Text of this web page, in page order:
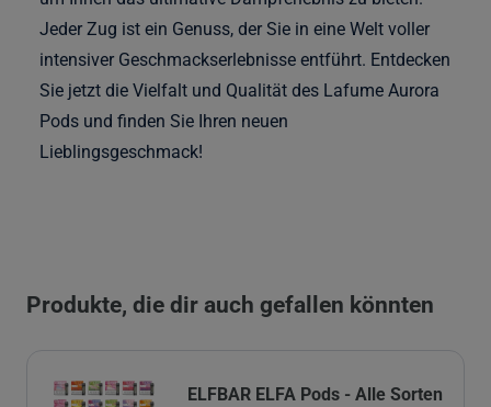
Jeder Zug ist ein Genuss, der Sie in eine Welt voller
intensiver Geschmackserlebnisse entführt. Entdecken
Sie jetzt die Vielfalt und Qualität des Lafume Aurora
Pods und finden Sie Ihren neuen
Lieblingsgeschmack!
Produkte, die dir auch gefallen könnten
ELFBAR ELFA Pods - Alle Sorten